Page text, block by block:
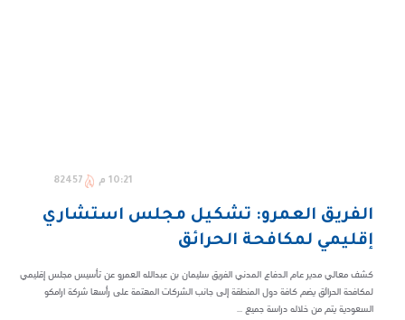
10:21 م 82457
الفريق العمرو: تشكيل مجلس استشاري
إقليمي لمكافحة الحرائق
كشف معالي مدير عام الدفاع المدني الفريق سليمان بن عبدالله العمرو عن تأسيس مجلس إقليمي
لمكافحة الحرائق يضم كافة دول المنطقة إلى جانب الشركات المهتمة على رأسها شركة ارامكو
السعودية يتم من خلاله دراسة جميع ...